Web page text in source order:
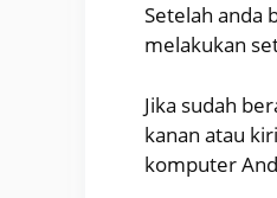
Setelah anda
melakukan
Jika sudah
kanan atau
komputer